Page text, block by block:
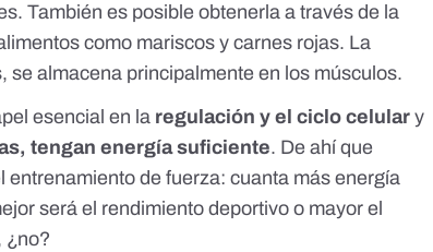
También es posible obtenerla a través de la
como mariscos y carnes rojas. La
se almacena principalmente en los músculos.
esencial en la regulación y el ciclo celular y
tengan energía suficiente. De ahí que
entrenamiento de fuerza: cuanta más energía
será el rendimiento deportivo o mayor el
¿no?